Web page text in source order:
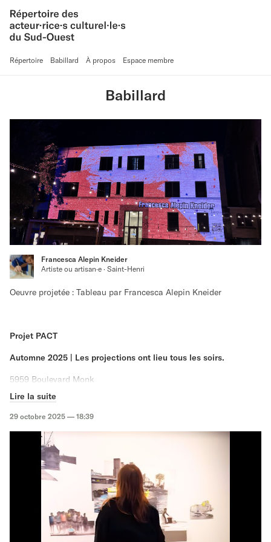
Répertoire Babillard À propos Espace membre
Babillard
Francesca Alepin Kneider
Artiste ou artisan·e · Saint-Henri
Oeuvre projetée : Tableau par Francesca Alepin Kneider
Projet PACT
Automne 2025 | Les projections ont lieu tous les soirs.
5959 Boulevard Monk
L’horaire est ajusté au fil des semaines afin de correspondre à la
tombée de la nuit !
📍 à la Terrasse Saint-Georges du Théâtre Paradoxe, Ville-Émard
/ Côte St-Paul (en face du mur de projection).
Francesca Alepin Kneider
10 de mes oeuvres font partie de la sélection d’images projetées !
Lire la suite
29 octobre 2025 — 18:39